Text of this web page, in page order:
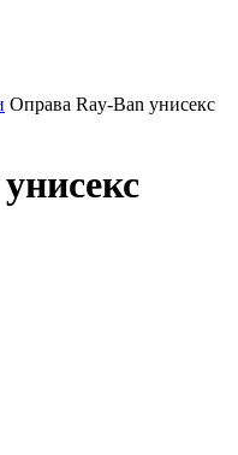
Оправа Ray-Ban унисекс